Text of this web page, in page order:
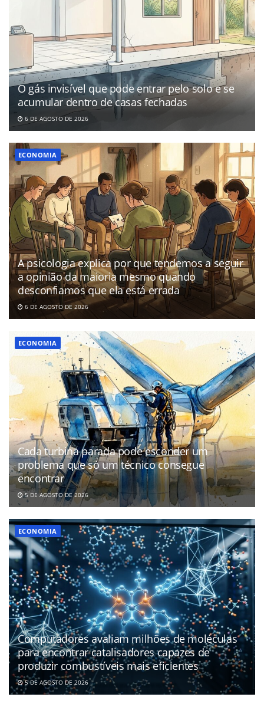
O gás invisível que pode entrar pelo solo e se
acumular dentro de casas fechadas
6 DE AGOSTO DE 2026
ECONOMIA
A psicologia explica por que tendemos a seguir
a opinião da maioria mesmo quando
desconfiamos que ela está errada
6 DE AGOSTO DE 2026
ECONOMIA
Cada turbina parada pode esconder um
problema que só um técnico consegue
encontrar
5 DE AGOSTO DE 2026
ECONOMIA
Computadores avaliam milhões de moléculas
para encontrar catalisadores capazes de
produzir combustíveis mais eficientes
5 DE AGOSTO DE 2026